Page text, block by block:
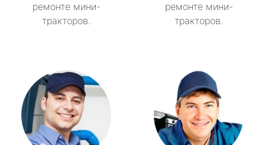
ремонте мини-
тракторов.
ремонте мини-
тракторов.